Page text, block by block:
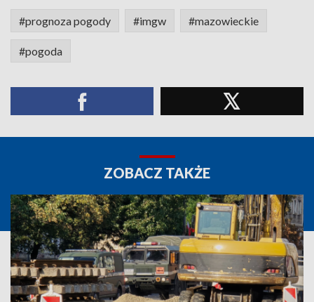
#prognoza pogody #imgw #mazowieckie
#pogoda
ZOBACZ TAKŻE